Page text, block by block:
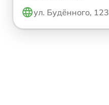
ул. Будённого, 123